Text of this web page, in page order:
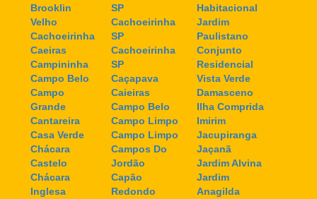
Brooklin
Velho
Cachoeirinha
Caeiras
Campininha
Campo Belo
Campo
Grande
Cantareira
Casa Verde
Chácara
Castelo
Chácara
Inglesa
SP
Cachoeirinha
SP
Cachoeirinha
SP
Caçapava
Caieiras
Campo Belo
Campo Limpo
Campo Limpo
Campos Do
Jordão
Capão
Redondo
Habitacional
Jardim
Paulistano
Conjunto
Residencial
Vista Verde
Damasceno
Ilha Comprida
Imirim
Jacupiranga
Jaçanã
Jardim Alvina
Jardim
Anagilda